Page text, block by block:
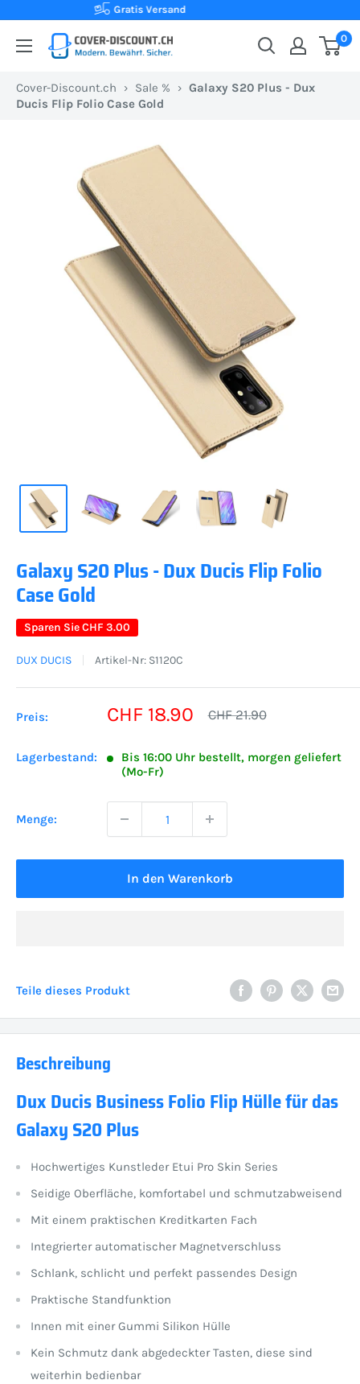
Inhalt
Kauf auf Rechnung
Cover-
Ihr
Onlineshop
Schweiz
Schutzhüllen
besten
0
Cover-Discount.ch › Sale % › Galaxy S20 Plus - Dux
Ducis Flip Folio Case Gold
Galaxy S20 Plus - Dux Ducis Flip Folio
Case Gold
Sparen SieCHF 3.00
DUX DUCIS Artikel-Nr: S1120C
Preis: Sonderpreis
CHF 18.90 Normalpreis
CHF 21.90
Lagerbestand:
Bis 16:00 Uhr bestellt, morgen geliefert
(Mo-Fr)
Menge:
In den Warenkorb
Teile dieses Produkt
Beschreibung
Dux Ducis Business Folio Flip Hülle für das
Galaxy S20 Plus
Hochwertiges Kunstleder Etui Pro Skin Series
Seidige Oberfläche, komfortabel und schmutzabweisend
Mit einem praktischen Kreditkarten Fach
Integrierter automatischer Magnetverschluss
Schlank, schlicht und perfekt passendes Design
Praktische Standfunktion
Innen mit einer Gummi Silikon Hülle
Kein Schmutz dank abgedeckter Tasten, diese sind
weiterhin bedienbar